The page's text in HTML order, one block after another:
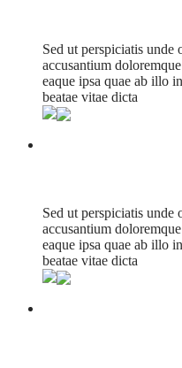
Sed ut perspiciatis unde
accusantium
eaque ipsa quae ab illo
beatae vitae dicta
Sed ut perspiciatis unde
accusantium
eaque ipsa quae ab illo
beatae vitae dicta